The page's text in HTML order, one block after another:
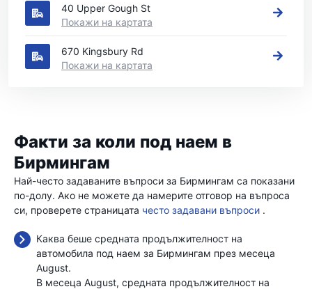
40 Upper Gough St
Покажи на картата
670 Kingsbury Rd
Покажи на картата
Факти за коли под наем в
Бирмингам
Най-често задаваните въпроси за Бирмингам са показани
по-долу. Ако не можете да намерите отговор на въпроса
си, проверете страницата често задавани въпроси .
Каква беше средната продължителност на
автомобила под наем за Бирмингам през месеца
August.
В месеца August, средната продължителност на